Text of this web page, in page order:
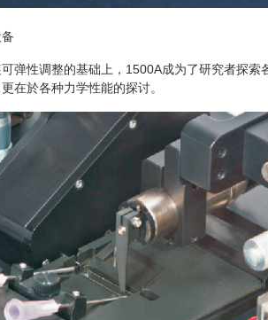
弹性调整的基础上，1500A成为了研究者探
在於各种力学性能的探讨。